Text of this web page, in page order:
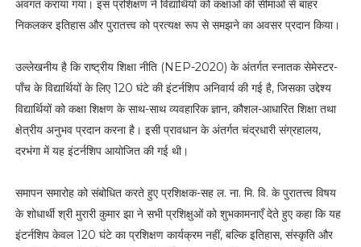
अवगत कराया गया। इस प्रशिक्षण ने विद्यार्थियों को कक्षाओं की सीमाओं से बाहर
निकलकर इतिहास और पुरातत्त्व को प्रत्यक्ष रूप से समझने का अवसर प्रदान किया।
उल्लेखनीय है कि राष्ट्रीय शिक्षा नीति (NEP-2020) के अंतर्गत स्नातक सेमेस्टर-
पाँच के विद्यार्थियों के लिए 120 घंटे की इंटर्नशिप अनिवार्य की गई है, जिसका उद्देश्य
विद्यार्थियों को कक्षा शिक्षण के साथ-साथ व्यवहारिक ज्ञान, कौशल-आधारित शिक्षा तथा
क्षेत्रीय अनुभव प्रदान करना है। इसी प्रावधान के अंतर्गत चंद्रधारी संग्रहालय,
दरभंगा में यह इंटर्नशिप आयोजित की गई थी।
समापन समारोह को संबोधित करते हुए प्रशिक्षक-सह ल. ना. मि. वि. के पुरातत्त्व विषय
के शोधार्थी श्री मुरारी कुमार झा ने सभी प्रशिक्षुओं को शुभकामनाएँ देते हुए कहा कि यह
इंटर्नशिप केवल 120 घंटे का प्रशिक्षण कार्यक्रम नहीं, बल्कि इतिहास, संस्कृति और